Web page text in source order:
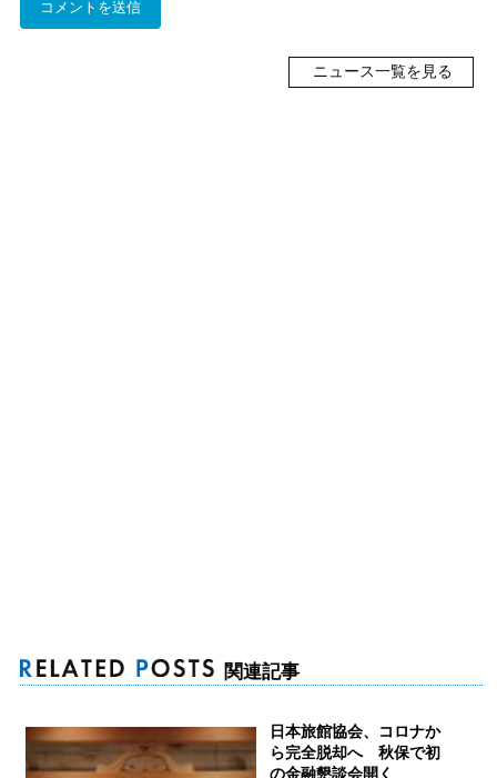
ニュース一覧を見る
関連記事
日本旅館協会、コロナか
ら完全脱却へ 秋保で初
の金融懇談会開く